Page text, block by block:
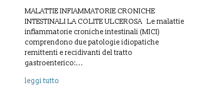
MALATTIE INFIAMMATORIE CRONICHE
INTESTINALI LA COLITE ULCEROSA Le malattie
infiammatorie croniche intestinali (MICI)
comprendono due patologie idiopatiche
remittenti e recidivanti del tratto
gastroenterico:...
leggi tutto